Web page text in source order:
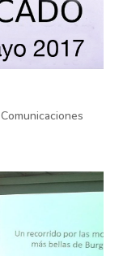
Comunicaciones